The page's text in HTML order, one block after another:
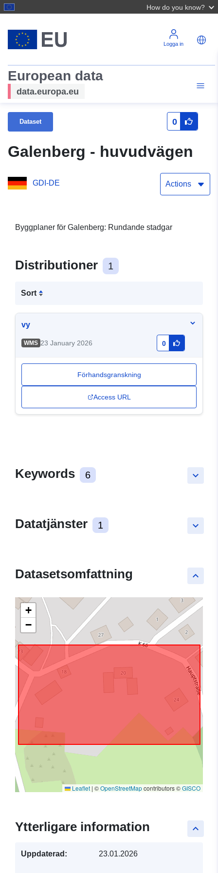
How do you know?
Logga in
European data
data.europa.eu
Dataset 0
Galenberg - huvudvägen
GDI-DE Actions
Byggplaner för Galenberg: Rundande stadgar
Distributioner 1
Sort
vy
WMS 23 January 2026 0
Förhandsgranskning
Access URL
keyboard_arrow_down
Keywords 6
keyboard_arrow_down
Datatjänster 1
keyboard_arrow_up
Datasetsomfattning
+
−
Leaflet | ©OpenStreetMapcontributors ©GISCO
keyboard_arrow_up
Ytterligare information
Uppdaterad: 23.01.2026